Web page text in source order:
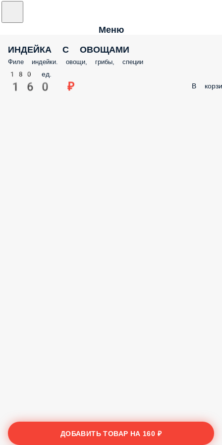
Меню
ИНДЕЙКА С ОВОЩАМИ
Филе индейки. овощи, грибы, специи
180 ед.
160 ₽ В
ДОБАВИТЬ ТОВАР НА 160 ₽